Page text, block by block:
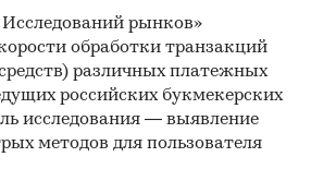
рынков»
обработки транзакций
различных платежных
российских букмекерских
исследования — выявление
методов для пользователя